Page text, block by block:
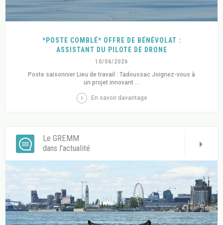
*POSTE COMBLÉ* OFFRE DE BÉNÉVOLAT :
ASSISTANT DU PILOTE DE DRONE
10/06/2026
Poste saisonnier Lieu de travail : Tadoussac Joignez-vous à
un projet innovant ...
En savoir davantage
Le GREMM
dans l'actualité